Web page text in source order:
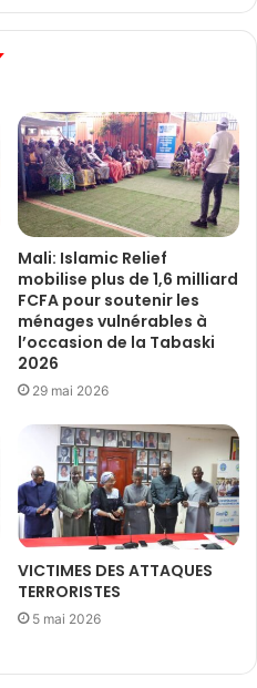
Mali: Islamic Relief
mobilise plus de 1,6 milliard
FCFA pour soutenir les
ménages vulnérables à
l’occasion de la Tabaski
2026
29 mai 2026
VICTIMES DES ATTAQUES
TERRORISTES
5 mai 2026